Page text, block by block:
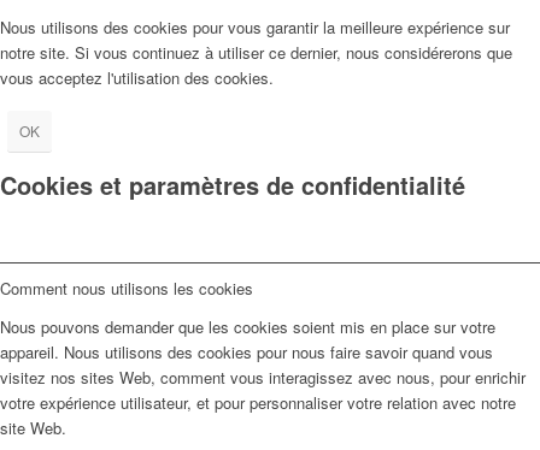
Nous utilisons des cookies pour vous garantir la meilleure expérience sur
notre site. Si vous continuez à utiliser ce dernier, nous considérerons que
vous acceptez l'utilisation des cookies.
OK
Cookies et paramètres de confidentialité
Comment nous utilisons les cookies
Nous pouvons demander que les cookies soient mis en place sur votre
appareil. Nous utilisons des cookies pour nous faire savoir quand vous
visitez nos sites Web, comment vous interagissez avec nous, pour enrichir
votre expérience utilisateur, et pour personnaliser votre relation avec notre
site Web.